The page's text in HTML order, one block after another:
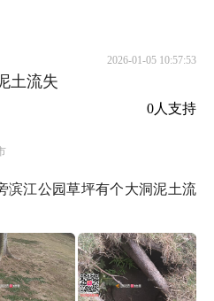
2026-01-05 10:57:53
土流失
0人支持
滨江公园草坪有个大洞泥土流